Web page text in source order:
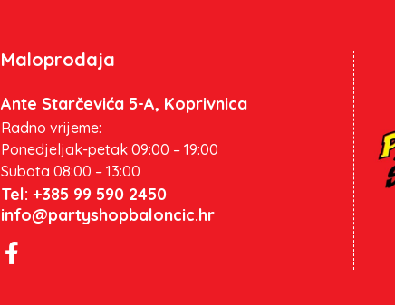
Maloprodaja
Ante Starčevića 5-A, Koprivnica
Radno vrijeme:
Ponedjeljak-petak 09:00 – 19:00
Subota 08:00 – 13:00
Tel: +385 99 590 2450
info@partyshopbaloncic.hr